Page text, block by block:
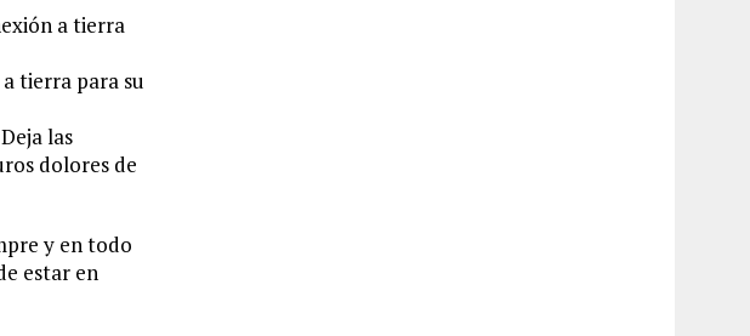
a tierra
tierra para su
las
dolores de
y en todo
estar en